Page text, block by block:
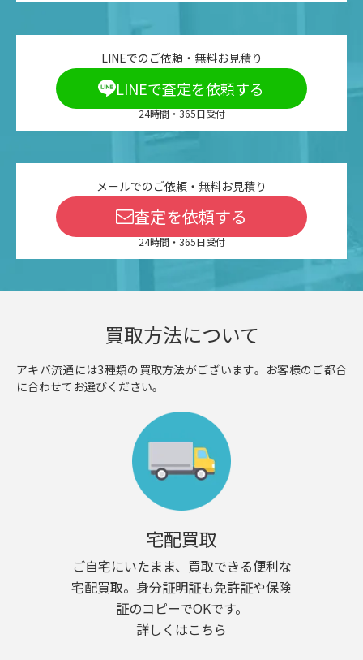
LINEでのご依頼・無料お見積り
LINEで査定を依頼する
24時間・365日受付
メールでのご依頼・無料お見積り
査定を依頼する
24時間・365日受付
買取方法について
アキバ流通には3種類の買取方法がございます。お客様のご都合
に合わせてお選びください。
宅配買取
ご自宅にいたまま、買取できる便利な
宅配買取。身分証明証も免許証や保険
証のコピーでOKです。
詳しくはこちら